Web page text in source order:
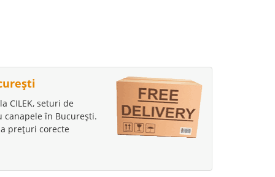
CILEK, seturi de
în București.
prețuri corecte